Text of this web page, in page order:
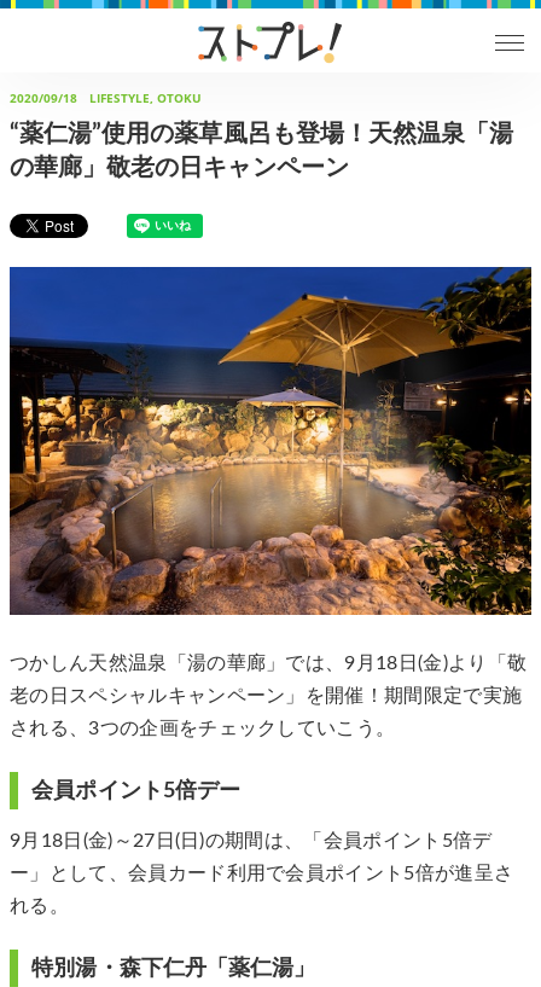
2020/09/18 LIFESTYLE, OTOKU
“薬仁湯”使用の薬草風呂も登場！天然温泉「湯
の華廊」敬老の日キャンペーン
つかしん天然温泉「湯の華廊」では、9月18日(金)より「敬
老の日スペシャルキャンペーン」を開催！期間限定で実施
される、3つの企画をチェックしていこう。
会員ポイント5倍デー
9月18日(金)～27日(日)の期間は、「会員ポイント5倍デ
ー」として、会員カード利用で会員ポイント5倍が進呈さ
れる。
特別湯・森下仁丹「薬仁湯」